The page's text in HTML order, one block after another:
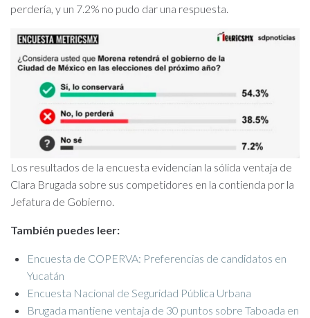
perdería, y un 7.2% no pudo dar una respuesta.
Los resultados de la encuesta evidencian la sólida ventaja de
Clara Brugada sobre sus competidores en la contienda por la
Jefatura de Gobierno.
También puedes leer:
Encuesta de COPERVA: Preferencias de candidatos en
Yucatán
Encuesta Nacional de Seguridad Pública Urbana
Brugada mantiene ventaja de 30 puntos sobre Taboada en